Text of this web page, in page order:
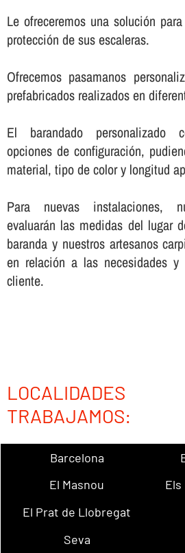
Le ofreceremos una solución
protección de sus escaleras.
Ofrecemos pasamanos
prefabricados realizados en
El barandado personalizado
opciones de configuración,
material, tipo de color y longitud
Para nuevas instalaciones,
evaluarán las medidas del lugar
baranda y nuestros artesanos
en relación a las necesidades
cliente.
TRABAJAMOS:
Barcelona
El Masnou
El Prat de Llobregat
Seva